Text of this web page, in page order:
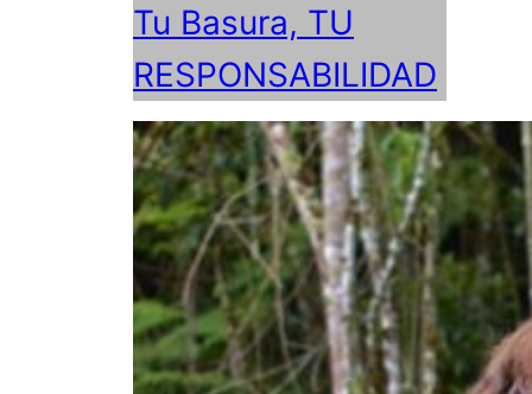
Tu Basura, TU
RESPONSABILIDAD